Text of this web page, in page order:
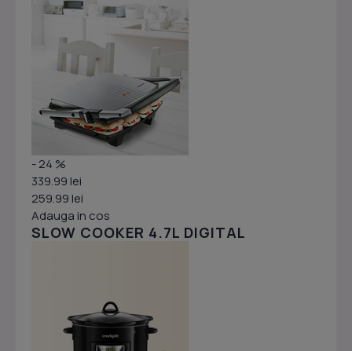
- 24 %
339.99 lei
259.99 lei
Adauga in cos
SLOW COOKER 4.7L DIGITAL